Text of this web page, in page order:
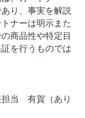
り、事実を解説
ナーは明示また
商品性や特定目
を行うものでは
当 有賀（あり